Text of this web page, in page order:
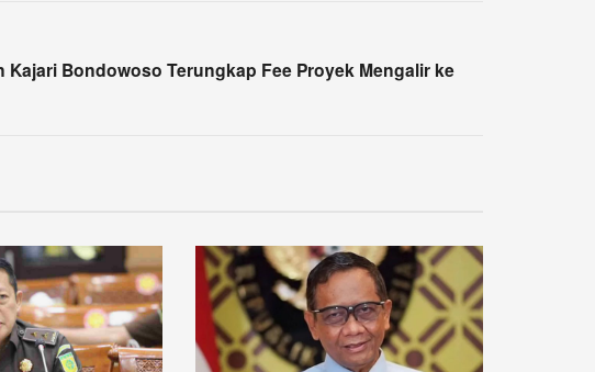
Kajari Bondowoso Terungkap Fee Proyek Mengalir ke